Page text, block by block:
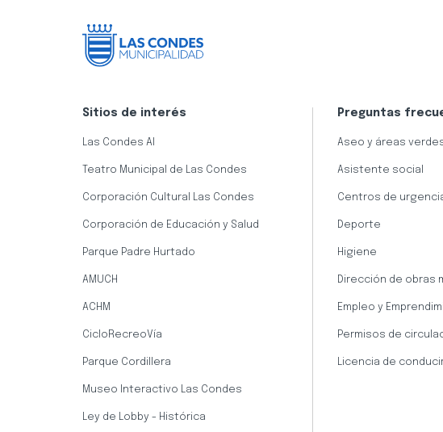
Sitios de interés
Las Condes AI
Teatro Municipal de Las Condes
Corporación Cultural Las Condes
Corporación de Educación y Salud
Parque Padre Hurtado
AMUCH
ACHM
CicloRecreoVía
Parque Cordillera
Museo Interactivo Las Condes
Ley de Lobby - Histórica
Preguntas
Aseo y áreas
Asistente social
Centros de
Deporte
Higiene
Dirección de obras
Empleo y
Permisos de
Licencia de